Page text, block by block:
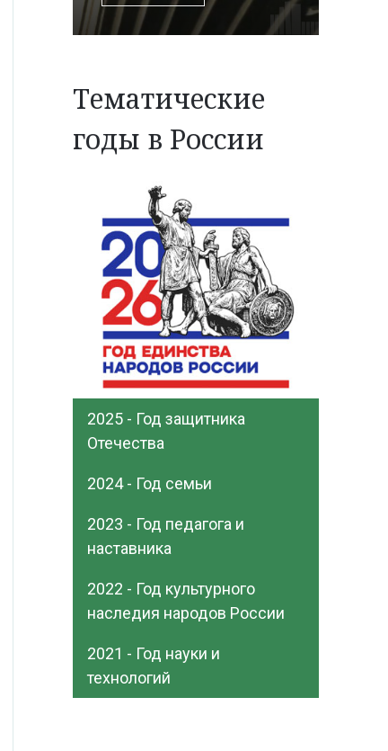
Тематические
годы в России
2025 - Год защитника
Отечества
2024 - Год семьи
2023 - Год педагога и
наставника
2022 - Год культурного
наследия народов России
2021 - Год науки и
технологий